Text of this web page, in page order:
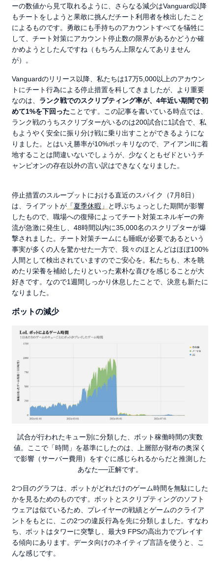
ーの数値から見て取れるように、さらなる減少はVanguard以降
もチートをしようと果敢に挑んだチート利用者を検出したこと
によるものです。勇敢にも手持ちのアカウントすべてを犠牲に
して、チート対策にアカウント停止数の限界があるかどうか確
かめようとしたんですね（もちろん上限なんてありません
が）。
Vanguardのリリース以降、私たちは17万5,000以上のアカウン
トにチート行為による停止措置を科してきましたが、より重要
なのは、 ランク戦でのスクリプティング率が、4年近い期間で初
めて1%を下回ったことです。この記事を書いている時点では、
ランク戦のうちスクリプターがいるのは200試合に1試合で、私
もようやく安全に振り分け戦に乗り出すことができるようにな
りました。とはいえ勝率が10%ポッキリなので、アイアンIIに着
地することは間違いないでしょうが、少なくともゼドというチ
ャンピオンの存在以外の言い訳はできなくなりました。
停止措置のスループットにおける直近のスパイク（7月8日）
は、ライアットが 「夏季休暇 」
と呼ぶちょっとした期間が影響
したもので、職場への復帰によってチート対策エネルギーの奔
流が急激に発生し、48時間以内に35,000名のスクリプターが爆
撃されました。チート対策チームにも睡眠が必要であるという
事実が多くの人を驚かせた一方で、我々のほとんどはほぼ100%
人間として検出されていますのでご安心を。私たちも、木を眺
めたり栄養を補給したりといった素朴な喜びを感じることが大
好きです。なので1週間しっかり休息したことで、決意も新たに
なりました。
ボットの減少
試合が行われたキュー別に分類した、ボット稼働時間の実数
値。ここで「時間」を基準にしたのは、上層部が財布の奥深く
で影響（サーバー費用）をすぐに感じられるからだと推測した
あなた──正解です。
2つ目のグラフは、ボットがどれだけのゲーム時間を無駄にした
かを見るためのものです。ボットとスクリプティングのソフト
ウェアは似ているため、プレイヤーの戦績とゲームのクライア
ントをもとに、この2つの違反行為を先に分類しました。すなわ
ち、ボットはタワーに突撃し、最大9 FPSの高出力でプレイす
る傾向にあります。データ向けのネイティブ言語を使うと、こ
んな感じです。